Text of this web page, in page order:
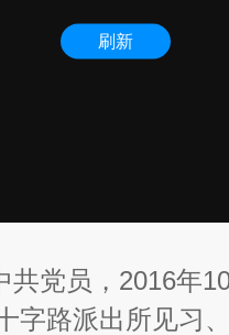
党员，2016年
字路派出所见习